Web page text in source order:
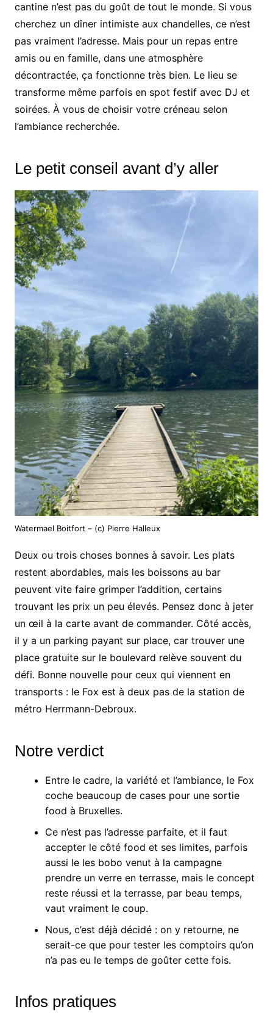
cantine n’est pas du goût de tout le monde. Si vous
cherchez un dîner intimiste aux chandelles, ce n’est
pas vraiment l’adresse. Mais pour un repas entre
amis ou en famille, dans une atmosphère
décontractée, ça fonctionne très bien. Le lieu se
transforme même parfois en spot festif avec DJ et
soirées. À vous de choisir votre créneau selon
l’ambiance recherchée.
Le petit conseil avant d’y aller
Watermael Boitfort – (c) Pierre Halleux
Deux ou trois choses bonnes à savoir. Les plats
restent abordables, mais les boissons au bar
peuvent vite faire grimper l’addition, certains
trouvant les prix un peu élevés. Pensez donc à jeter
un œil à la carte avant de commander. Côté accès,
il y a un parking payant sur place, car trouver une
place gratuite sur le boulevard relève souvent du
défi. Bonne nouvelle pour ceux qui viennent en
transports : le Fox est à deux pas de la station de
métro Herrmann-Debroux.
Notre verdict
Entre le cadre, la variété et l’ambiance, le Fox
coche beaucoup de cases pour une sortie
food à Bruxelles.
Ce n’est pas l’adresse parfaite, et il faut
accepter le côté food et ses limites, parfois
aussi le les bobo venut à la campagne
prendre un verre en terrasse, mais le concept
reste réussi et la terrasse, par beau temps,
vaut vraiment le coup.
Nous, c’est déjà décidé : on y retourne, ne
serait-ce que pour tester les comptoirs qu’on
n’a pas eu le temps de goûter cette fois.
Infos pratiques